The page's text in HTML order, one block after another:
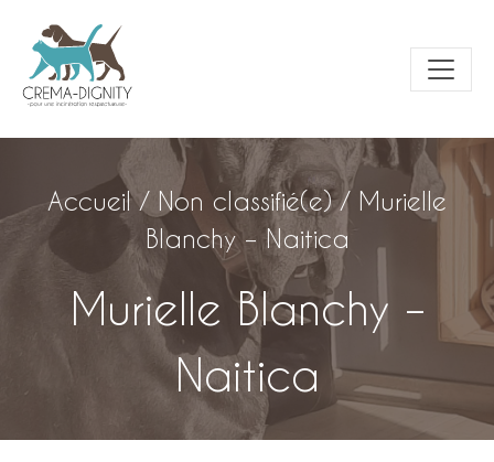
Accueil/ Non classifié(e)/ Murielle
Blanchy – Naitica
Murielle Blanchy –
Naitica